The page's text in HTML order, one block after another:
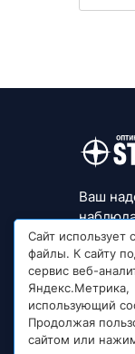
Ваш
© 1992
Сайт использует
файлы. К сайту
сервис веб-
Яндекс.Метрика,
использующий
Продолжая
сайтом или